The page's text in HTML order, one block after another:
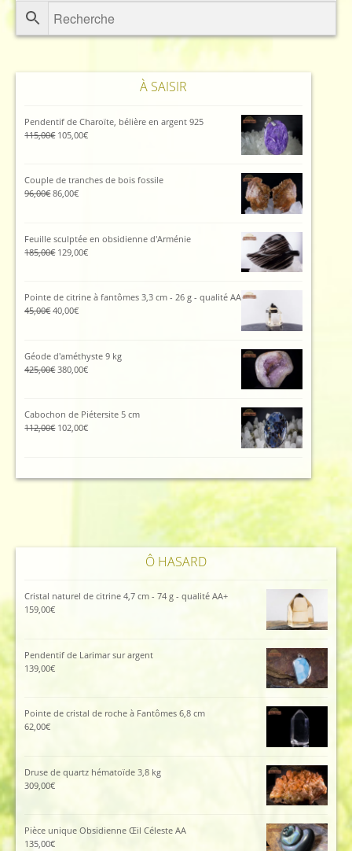
au
ancien
À SAISIR
Pendentif de Charoïte, bélière en argent 925
115,00€ Le
115,00€.
105,00€Le
105,00€.
Couple de tranches de bois fossile
96,00€Le
96,00€.
86,00€Le
est :
86,00€.
Feuille sculptée en obsidienne d'Arménie
185,00€ Le
185,00€.
129,00€Le
est :
129,00€.
Pointe de citrine à fantômes 3,3 cm - 26 g - qualité AA
45,00€Le
45,00€.
40,00€Le
40,00€.
Géode d'améthyste 9 kg
425,00€ Le
425,00€.
380,00€Le
est :
380,00€.
Cabochon de Piétersite 5 cm
112,00€ Le
112,00€.
102,00€Le
102,00€.
Ô HASARD
Cristal naturel de citrine 4,7 cm - 74 g - qualité AA+
159,00€
Pendentif de Larimar sur argent
139,00€
Pointe de cristal de roche à Fantômes 6,8 cm
62,00€
Druse de quartz hématoïde 3,8 kg
309,00€
Pièce unique Obsidienne Œil Céleste AA
135,00€